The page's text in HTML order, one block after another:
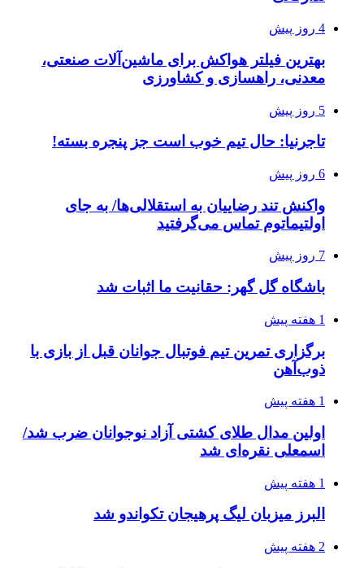
4 روز پیش
بهترین فیلتر هواکش برای ماشین‌آلات صنعتی،
معدنی، راهسازی و کشاورزی
5 روز پیش
تاجرنیا: حال تیم خوب است جز پنجره بسته!
6 روز پیش
واکنش تند رضاییان به استقلالی‌ها/ به جای
اولتیماتوم تماس می‌گرفتید
7 روز پیش
باشگاه گل گهر: حقانیت ما اثبات شد
1 هفته پیش
برگزاری تمرین تیم فوتبال جوانان قبل از بازی با
ذوب‌آهن
1 هفته پیش
اولین مدال طلای کشتی آزاد نوجوانان ضرب شد/
اسمعلی نقره‌ای شد
1 هفته پیش
البرز میزبان لیگ پرهیجان تکواندو شد
2 هفته پیش